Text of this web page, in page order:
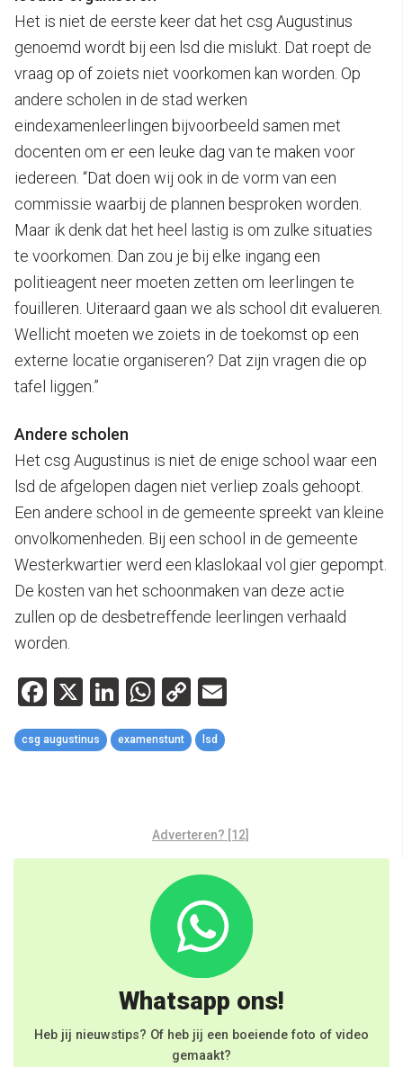
Het is niet de eerste keer dat het csg Augustinus
genoemd wordt bij een lsd die mislukt. Dat roept de
vraag op of zoiets niet voorkomen kan worden. Op
andere scholen in de stad werken
eindexamenleerlingen bijvoorbeeld samen met
docenten om er een leuke dag van te maken voor
iedereen. “Dat doen wij ook in de vorm van een
commissie waarbij de plannen besproken worden.
Maar ik denk dat het heel lastig is om zulke situaties
te voorkomen. Dan zou je bij elke ingang een
politieagent neer moeten zetten om leerlingen te
fouilleren. Uiteraard gaan we als school dit evalueren.
Wellicht moeten we zoiets in de toekomst op een
externe locatie organiseren? Dat zijn vragen die op
tafel liggen.”
Andere scholen
Het csg Augustinus is niet de enige school waar een
lsd de afgelopen dagen niet verliep zoals gehoopt.
Een andere school in de gemeente spreekt van kleine
onvolkomenheden. Bij een school in de gemeente
Westerkwartier werd een klaslokaal vol gier gepompt.
De kosten van het schoonmaken van deze actie
zullen op de desbetreffende leerlingen verhaald
worden.
Facebook
X LinkedIn
WhatsApp
Copy
Link
csg augustinus examenstunt lsd
Adverteren? [12]
Whatsapp ons!
Heb jij nieuwstips? Of heb jij een boeiende foto of video
gemaakt?